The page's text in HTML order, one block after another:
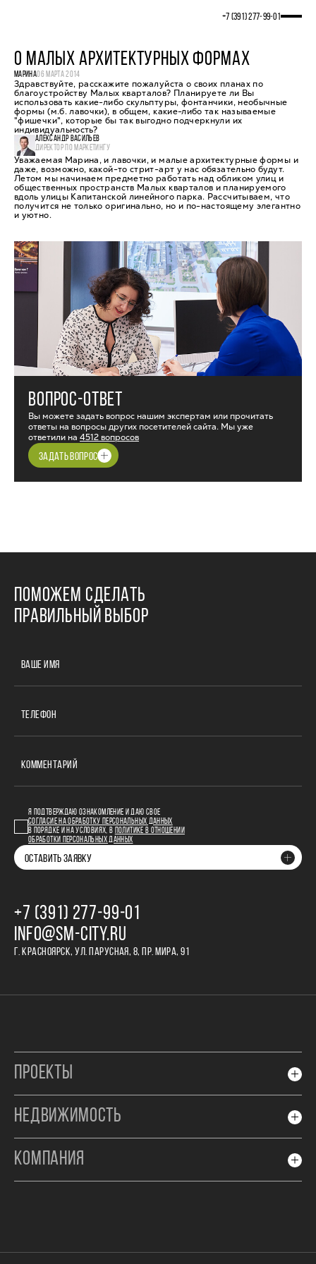
+7 (391) 277‒99‒01
О МАЛЫХ АРХИТЕКТУРНЫХ ФОРМАХ
МАРИНА06 МАРТА 2014
Здравствуйте, расскажите пожалуйста о своих планах по
благоустройству Малых кварталов? Планируете ли Вы
использовать какие-либо скульптуры, фонтанчики, необычные
формы (м.б. лавочки), в общем, какие-либо так называемые
"фишечки", которые бы так выгодно подчеркнули их
индивидуальность?
АЛЕКСАНДР ВАСИЛЬЕВ
ДИРЕКТОР ПО МАРКЕТИНГУ
Уважаемая Марина, и лавочки, и малые архитектурные формы и
даже, возможно, какой-то стрит-арт у нас обязательно будут.
Летом мы начинаем предметно работать над обликом улиц и
общественных пространств Малых кварталов и планируемого
вдоль улицы Капитанской линейного парка. Рассчитываем, что
получится не только оригинально, но и по-настоящему элегантно
и уютно.
ВОПРОС-ОТВЕТ
Вы можете задать вопрос нашим экспертам или прочитать
ответы на вопросы других посетителей сайта. Мы уже
ответили на 4512 вопросов
ЗАДАТЬ ВОПРОС
ПОМОЖЕМ СДЕЛАТЬ
ПРАВИЛЬНЫЙ ВЫБОР
ВАШЕ ИМЯ
ТЕЛЕФОН
КОММЕНТАРИЙ
Я ПОДТВЕРЖДАЮ ОЗНАКОМЛЕНИЕ И ДАЮ СВОЕ
СОГЛАСИЕ НА ОБРАБОТКУ ПЕРСОНАЛЬНЫХ ДАННЫХ
В ПОРЯДКЕ И НА УСЛОВИЯХ, В
ПОЛИТИКЕ В ОТНОШЕНИИ
ОБРАБОТКИ ПЕРСОНАЛЬНЫХ ДАННЫХ
ОСТАВИТЬ ЗАЯВКУ
+7 (391) 277‒99‒01
INFO@SM-CITY.RU
Г. КРАСНОЯРСК, УЛ. ПАРУСНАЯ, 8, ПР. МИРА, 91
ПРОЕКТЫ
НЕДВИЖИМОСТЬ
КОМПАНИЯ